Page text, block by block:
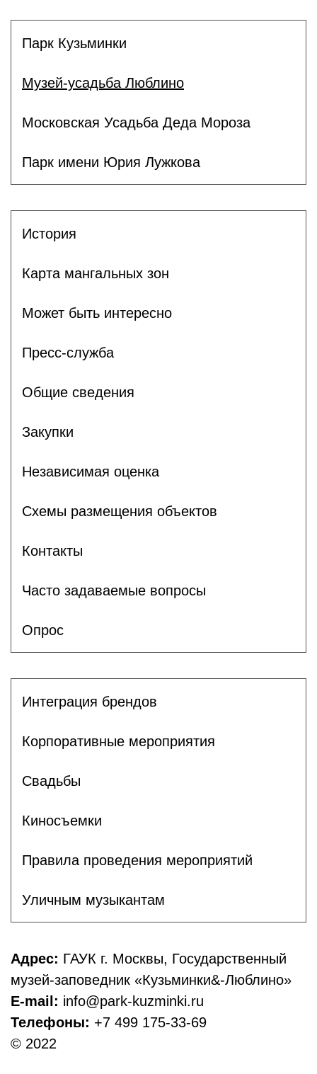
Парк Кузьминки
Музей-усадьба Люблино
Московская Усадьба Деда Мороза
Парк имени Юрия Лужкова
История
Карта мангальных зон
Может быть интересно
Пресс-служба
Общие сведения
Закупки
Независимая оценка
Схемы размещения объектов
Контакты
Часто задаваемые вопросы
Опрос
Интеграция брендов
Корпоративные мероприятия
Свадьбы
Киносъемки
Правила проведения мероприятий
Уличным музыкантам
Адрес: ГАУК г. Москвы, Государственный
музей-заповедник «Кузьминки&-Люблино»
E-mail: info@park-kuzminki.ru
Телефоны: +7 499 175-33-69
© 2022